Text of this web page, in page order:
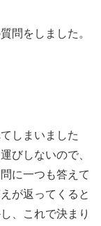
問をしました。
しまいました
びしないので、
に一つも答えて
が返ってくると
、これで決まり